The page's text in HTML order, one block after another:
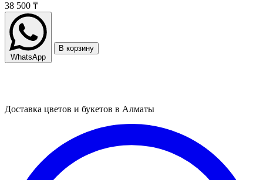
38 500 ₸
WhatsApp
В корзину
Доставка цветов и букетов в Алматы